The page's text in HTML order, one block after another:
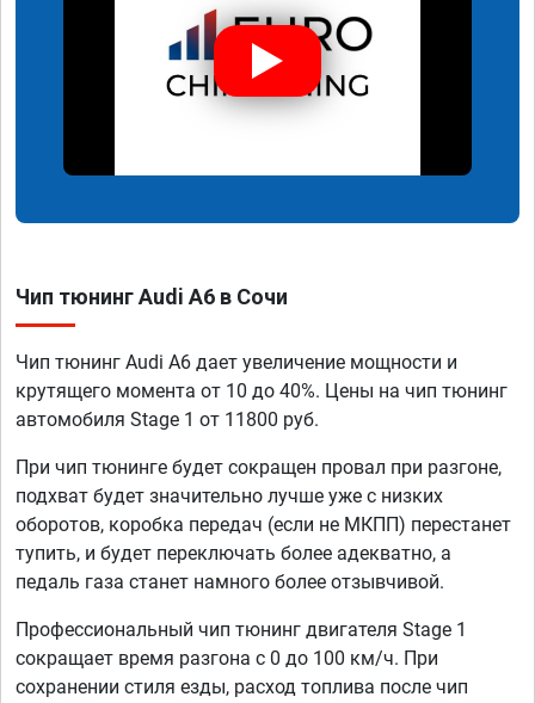
Чип тюнинг Audi A6 в Сочи
Чип тюнинг Audi A6 дает увеличение мощности и
крутящего момента от 10 до 40%. Цены на чип тюнинг
автомобиля Stage 1 от 11800 руб.
При чип тюнинге будет сокращен провал при разгоне,
подхват будет значительно лучше уже с низких
оборотов, коробка передач (если не МКПП) перестанет
тупить, и будет переключать более адекватно, а
педаль газа станет намного более отзывчивой.
Профессиональный чип тюнинг двигателя Stage 1
сокращает время разгона с 0 до 100 км/ч. При
сохранении стиля езды, расход топлива после чип